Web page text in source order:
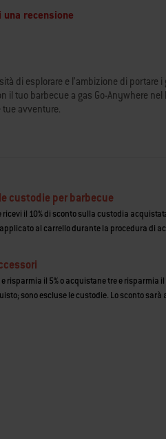
una recensione
di esplorare e l’ambizione di portare i
il tuo barbecue a gas Go-Anywhere nel
avventure.
custodie per barbecue
il 10% di sconto sulla custodia
al carrello durante la procedura di
risparmia il 5% o acquistane tre e risparmia il
sono escluse le custodie. Lo sconto